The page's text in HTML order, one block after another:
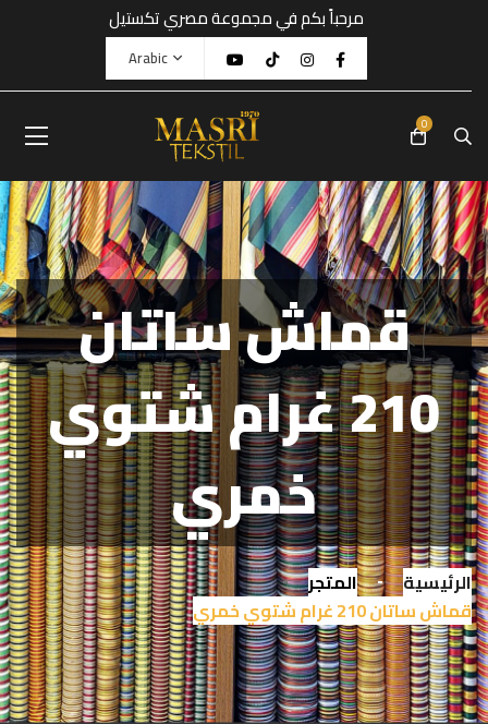
مرحباً بكم في مجموعة مصري تكستيل
Arabic
0
قماش ساتان
210 غرام شتوي
خمري
الرئيسية
المتجر
قماش ساتان 210 غرام شتوي خمري